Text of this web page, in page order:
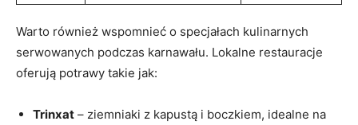
Warto również ​wspomnieć o specjałach kulinarnych
serwowanych⁣ podczas ‍karnawału. Lokalne restauracje
‌oferują ⁤potrawy takie jak:
Trinxat – ziemniaki z ⁢kapustą i ‌boczkiem, ⁤idealne na